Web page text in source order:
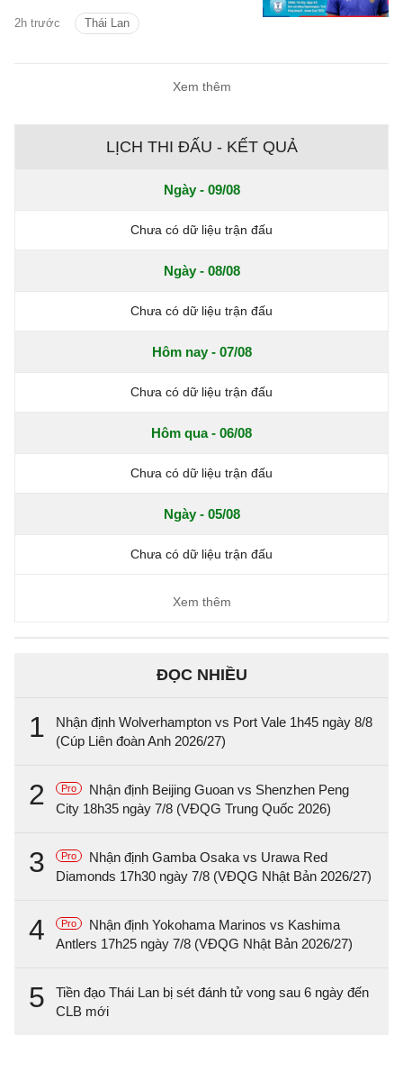
2h trước Thái Lan
toàn thắng.
Xem thêm
LỊCH THI ĐẤU - KẾT QUẢ
Ngày - 09/08
Chưa có dữ liệu trận đấu
Ngày - 08/08
Chưa có dữ liệu trận đấu
Hôm nay - 07/08
Chưa có dữ liệu trận đấu
Hôm qua - 06/08
Chưa có dữ liệu trận đấu
Ngày - 05/08
Chưa có dữ liệu trận đấu
Xem thêm
ĐỌC NHIỀU
1
Nhận định Wolverhampton vs Port Vale 1h45 ngày 8/8
(Cúp Liên đoàn Anh 2026/27)
2 Pro
Nhận định Beijing Guoan vs Shenzhen Peng
City 18h35 ngày 7/8 (VĐQG Trung Quốc 2026)
3 Pro
Nhận định Gamba Osaka vs Urawa Red
Diamonds 17h30 ngày 7/8 (VĐQG Nhật Bản 2026/27)
4 Pro
Nhận định Yokohama Marinos vs Kashima
Antlers 17h25 ngày 7/8 (VĐQG Nhật Bản 2026/27)
5
Tiền đạo Thái Lan bị sét đánh tử vong sau 6 ngày đến
CLB mới